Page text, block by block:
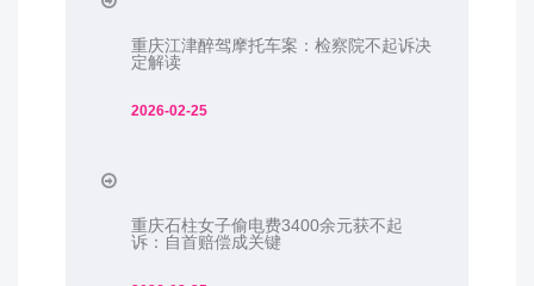
重庆江津醉驾摩托车案：检察院不起诉决
定解读
2026-02-25
重庆石柱女子偷电费3400余元获不起
诉：自首赔偿成关键